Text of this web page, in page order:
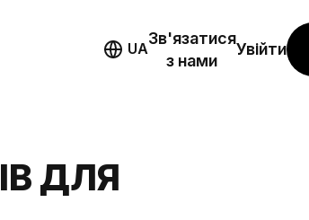
UA
Зв'язатися
з нами
Увійти
ДЛЯ